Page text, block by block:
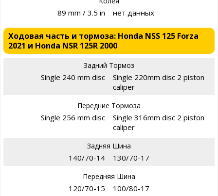
89 mm / 3.5 in нет данных
Ходовая часть и тормоза: Honda NSS 125 Forza
2021 и Honda NSR 125R 2000
Задний Тормоз
Single 240 mm disc
Single 220mm disc 2 piston
caliper
Передние Тормоза
Single 256 mm disc
Single 316mm disc 2 piston
caliper
Задняя Шина
140/70-14 130/70-17
Передняя Шина
120/70-15 100/80-17